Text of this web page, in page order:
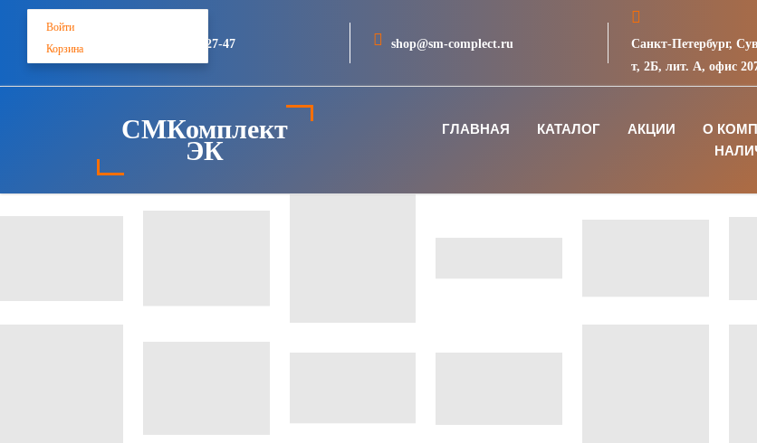
+7 (812) 748-27-47 shop@sm-complect.ru
Санкт-Петербург,
т, 2Б, лит. А, офис
СМКомплект
ЭК
ГЛАВНАЯ КАТАЛОГ АКЦИИ О
Войти
Корзина